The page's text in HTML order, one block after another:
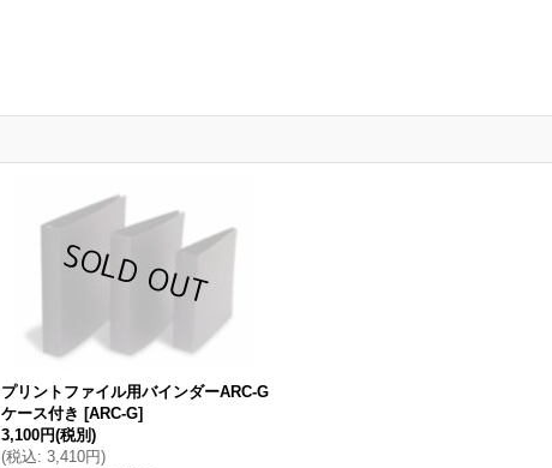
プリントファイル用バインダーARC-G
ケース付き [ARC-G]
3,100円(税別)
(税込: 3,410円)